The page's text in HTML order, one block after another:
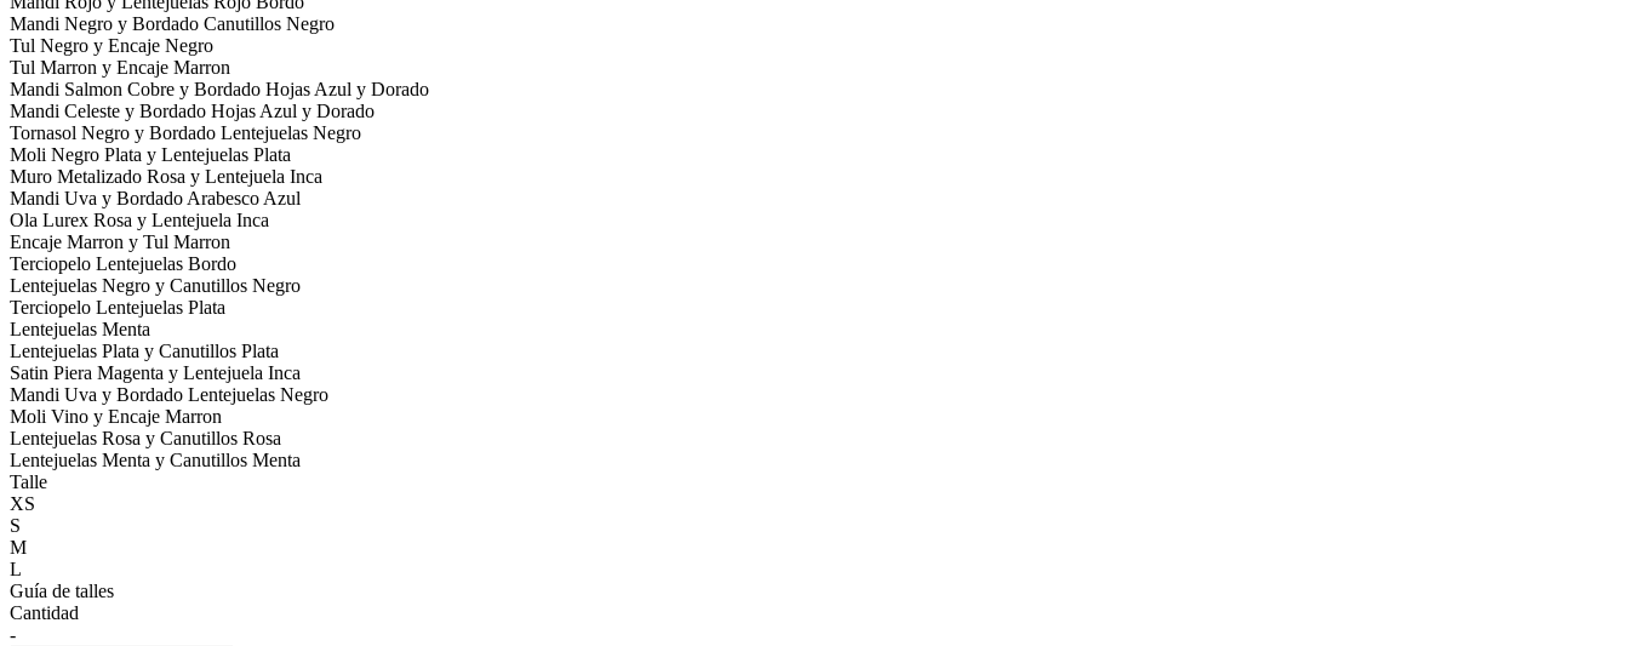
Mandi Negro y Bordado Canutillos Negro
Tul Negro y Encaje Negro
Tul Marron y Encaje Marron
Mandi Salmon Cobre y Bordado Hojas Azul y Dorado
Mandi Celeste y Bordado Hojas Azul y Dorado
Tornasol Negro y Bordado Lentejuelas Negro
Moli Negro Plata y Lentejuelas Plata
Muro Metalizado Rosa y Lentejuela Inca
Mandi Uva y Bordado Arabesco Azul
Ola Lurex Rosa y Lentejuela Inca
Encaje Marron y Tul Marron
Terciopelo Lentejuelas Bordo
Lentejuelas Negro y Canutillos Negro
Terciopelo Lentejuelas Plata
Lentejuelas Menta
Lentejuelas Plata y Canutillos Plata
Satin Piera Magenta y Lentejuela Inca
Mandi Uva y Bordado Lentejuelas Negro
Moli Vino y Encaje Marron
Lentejuelas Rosa y Canutillos Rosa
Lentejuelas Menta y Canutillos Menta
Talle
XS
S
M
L
Guía de talles
Cantidad
-